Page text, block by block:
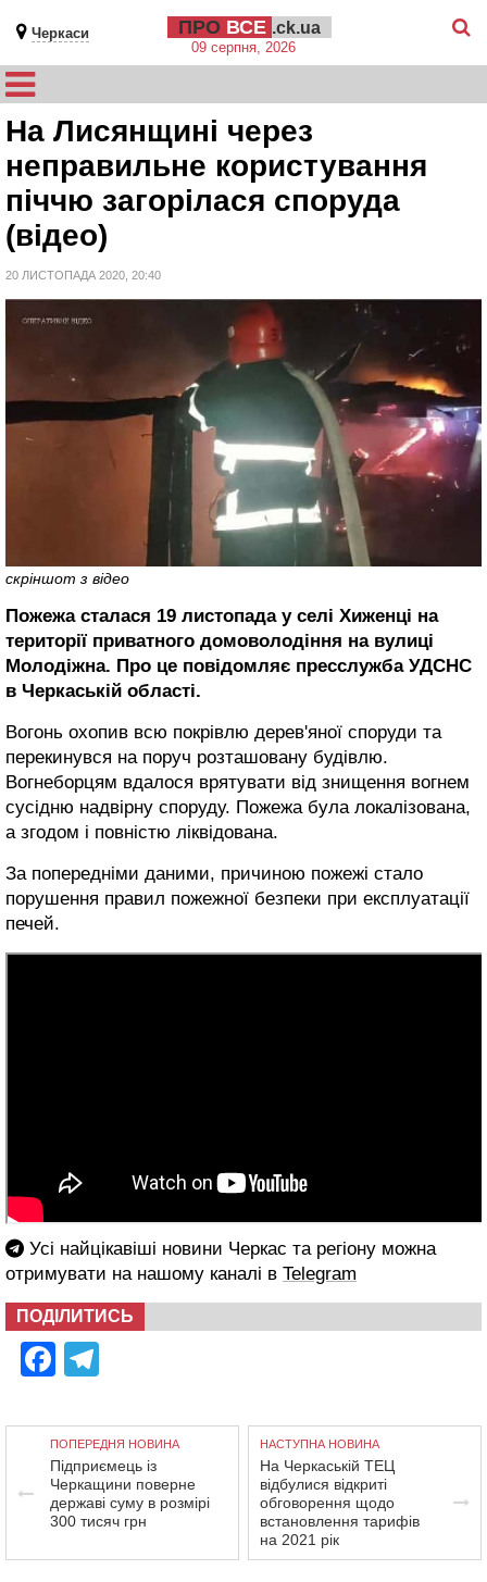
Черкаси ПРО ВСЕ .ck.ua
09 серпня, 2026
На Лисянщині через
неправильне користування
піччю загорілася споруда
(відео)
20 ЛИСТОПАДА 2020, 20:40
скріншот з відео
Пожежа сталася 19 листопада у селі Хиженці на
території приватного домоволодіння на вулиці
Молодіжна. Про це повідомляє пресслужба УДСНС
в Черкаській області.
Вогонь охопив всю покрівлю дерев'яної споруди та
перекинувся на поруч розташовану будівлю.
Вогнеборцям вдалося врятувати від знищення вогнем
сусідню надвірну споруду. Пожежа була локалізована,
а згодом і повністю ліквідована.
За попередніми даними, причиною пожежі стало
порушення правил пожежної безпеки при експлуатації
печей.
Усі найцікавіші новини Черкас та регіону можна
отримувати на нашому каналі в Telegram
ПОДІЛИТИСЬ
Facebook
ПОПЕРЕДНЯ НОВИНА
Підприємець із
Черкащини поверне
державі суму в розмірі
300 тисяч грн
НАСТУПНА НОВИНА
На Черкаській ТЕЦ
відбулися відкриті
обговорення щодо
встановлення тарифів
на 2021 рік